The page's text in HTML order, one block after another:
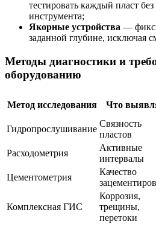
тестировать каждый пласт
инструмента;
Якорные устройства —
заданной глубине, исключая
Методы диагностики и
оборудованию
Метод исследования Что
Гидропрослушивание
Связность
пластов
Расходометрия
Активные
интервалы
Цементометрия
Качество
Комплексная ГИС
Коррозия,
трещины,
перетоки